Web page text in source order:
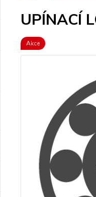
UPÍNACÍ
Akce